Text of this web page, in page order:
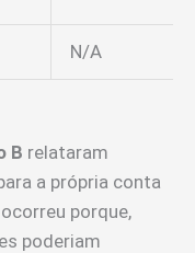
N/A
B relataram
a própria conta
porque,
poderiam